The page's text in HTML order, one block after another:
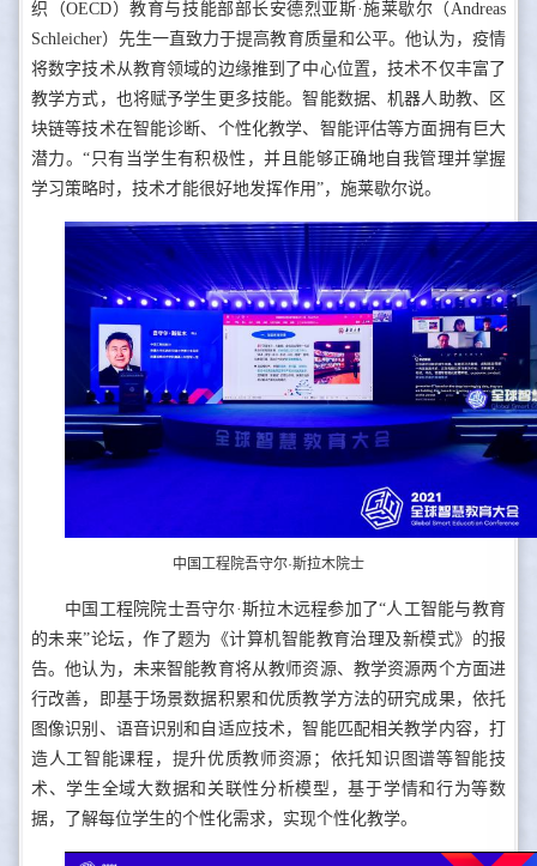
织（OECD）教育与技能部部长安德烈亚斯·施莱歇尔（Andreas
Schleicher）先生一直致力于提高教育质量和公平。他认为，疫情
将数字技术从教育领域的边缘推到了中心位置，技术不仅丰富了
教学方式，也将赋予学生更多技能。智能数据、机器人助教、区
块链等技术在智能诊断、个性化教学、智能评估等方面拥有巨大
潜力。“只有当学生有积极性，并且能够正确地自我管理并掌握
学习策略时，技术才能很好地发挥作用”，施莱歇尔说。
中国工程院吾守尔·斯拉木院士
中国工程院院士吾守尔·斯拉木远程参加了“人工智能与教育
的未来”论坛，作了题为《计算机智能教育治理及新模式》的报
告。他认为，未来智能教育将从教师资源、教学资源两个方面进
行改善，即基于场景数据积累和优质教学方法的研究成果，依托
图像识别、语音识别和自适应技术，智能匹配相关教学内容，打
造人工智能课程，提升优质教师资源；依托知识图谱等智能技
术、学生全域大数据和关联性分析模型，基于学情和行为等数
据，了解每位学生的个性化需求，实现个性化教学。